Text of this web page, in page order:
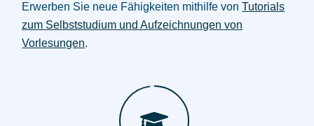
Erwerben Sie neue Fähigkeiten mithilfe vonTutorials
zum Selbststudium und Aufzeichnungen von
Vorlesungen.